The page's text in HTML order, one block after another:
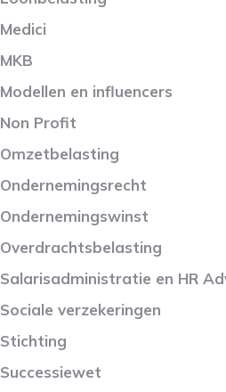
Medici
MKB
Modellen en influencers
Non Profit
Omzetbelasting
Ondernemingsrecht
Ondernemingswinst
Overdrachtsbelasting
Salarisadministratie en HR
Sociale verzekeringen
Stichting
Successiewet